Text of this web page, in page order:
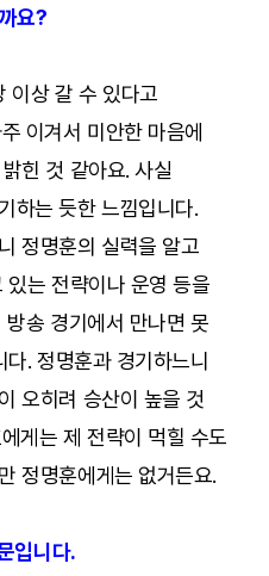
요?
이상 갈 수 있다고
이겨서 미안한 마음에
힌 것 같아요. 사실
하는 듯한 느낌입니다.
정명훈의 실력을 알고
는 전략이나 운영 등을
송 경기에서 만나면 못
. 정명훈과 경기하느니
오히려 승산이 높을 것
게는 제 전략이 먹힐 수도
정명훈에게는 없거든요.
입니다.